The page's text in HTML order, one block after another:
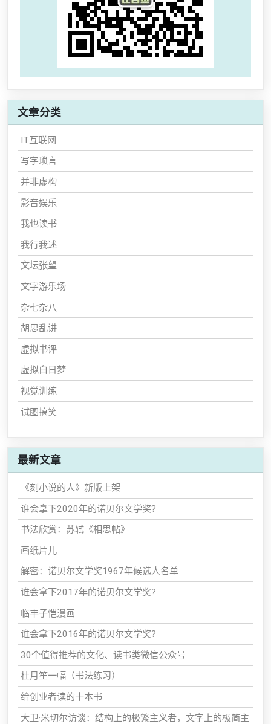
文章分类
IT互联网
写字琐言
并非虚构
影音娱乐
我也读书
我行我述
文坛张望
文字游乐场
杂七杂八
胡思乱讲
虚拟书评
虚拟白日梦
视觉训练
试图搞笑
最新文章
《刻小说的人》新版上架
谁会拿下2020年的诺贝尔文学奖?
书法欣赏：苏轼《相思帖》
画纸片儿
解密：诺贝尔文学奖1967年候选人名单
谁会拿下2017年的诺贝尔文学奖?
临丰子恺漫画
谁会拿下2016年的诺贝尔文学奖?
30个值得推荐的文化、读书类微信公众号
杜月笙一幅（书法练习）
给创业者读的十本书
大卫·米切尔访谈：结构上的极繁主义者，文字上的极简主